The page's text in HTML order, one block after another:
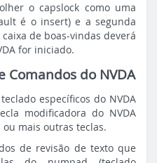
o capslock como uma
é o insert) e a segunda
de boas-vindas deverá
for iniciado.
Comandos do NVDA
específicos do NVDA
modificadora do NVDA
mais outras teclas.
de revisão de texto que